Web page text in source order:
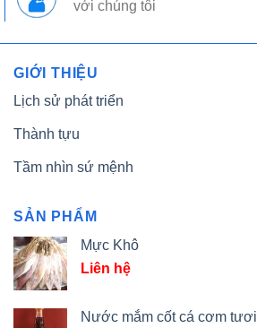
với chúng tôi
GIỚI THIỆU
Lịch sử phát triển
Thành tựu
Tầm nhìn sứ mệnh
SẢN PHẨM
Mực Khô
Liên hệ
Nước mắm cốt cá cơm tươi